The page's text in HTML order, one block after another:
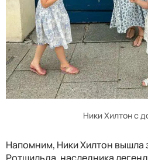
Ники Хилтон с
Напомним, Ники Хилтон вышла